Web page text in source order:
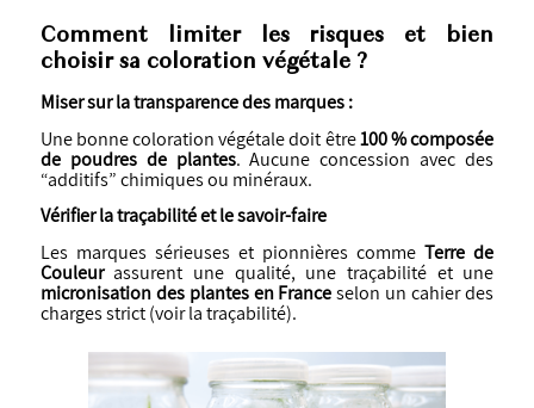
Comment limiter les risques et bien
choisir sa coloration végétale ?
Miser sur la transparence des marques :
Une bonne coloration végétale doit être100 % composée
de poudres de plantes. Aucune concession avec des
“additifs” chimiques ou minéraux.
Vérifier la traçabilité et le savoir-faire
Les marques sérieuses et pionnières commeTerre de
Couleurassurent une qualité, une traçabilité et une
micronisation des plantes en Franceselon un cahier des
charges strict (voir la traçabilité).